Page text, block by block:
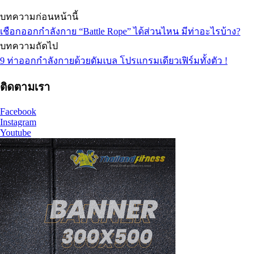
บทความก่อนหน้านี้
เชือกออกกำลังกาย “Battle Rope” ได้ส่วนไหน มีท่าอะไรบ้าง?
บทความถัดไป
9 ท่าออกกำลังกายด้วยดัมเบล โปรแกรมเดียวเฟิร์มทั้งตัว !
ติดตามเรา
Facebook
Instagram
Youtube